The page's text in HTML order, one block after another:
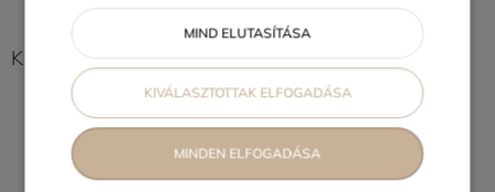
Képek feltöltés alatt...
MIND ELUTASÍTÁSA
KIVÁLASZTOTTAK ELFOGADÁSA
MINDEN ELFOGADÁSA